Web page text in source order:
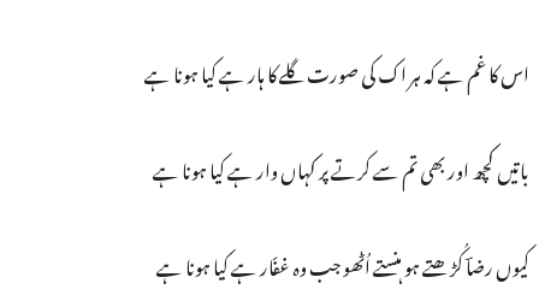
اس کا غم ہے کہ ہر اک کی صورت گلے کا ہار ہے کیا ہونا ہے
باتیں کچھ اور بھی تم سے کرتے پر کہاں وار ہے کیا ہونا ہے
کیوں رضاؔ کُڑھتے ہو ہنستے اُٹھو جب وہ غفّار ہے کیا ہونا ہے